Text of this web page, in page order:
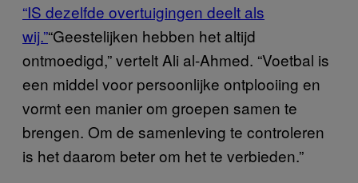
“IS dezelfde overtuigingen deelt als
wij.”“Geestelijken hebben het altijd
ontmoedigd,” vertelt Ali al-Ahmed. “Voetbal is
een middel voor persoonlijke ontplooiing en
vormt een manier om groepen samen te
brengen. Om de samenleving te controleren
is het daarom beter om het te verbieden.”